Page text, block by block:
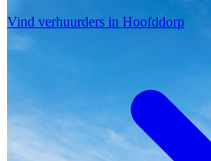
Vind verhuurders in Hoofddorp